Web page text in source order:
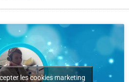
les cookies marketing